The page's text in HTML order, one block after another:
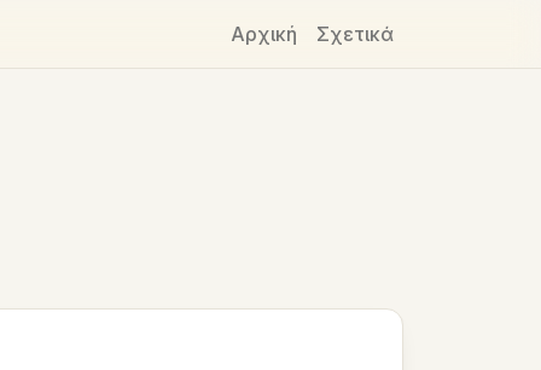
Αρχική Σχετικά